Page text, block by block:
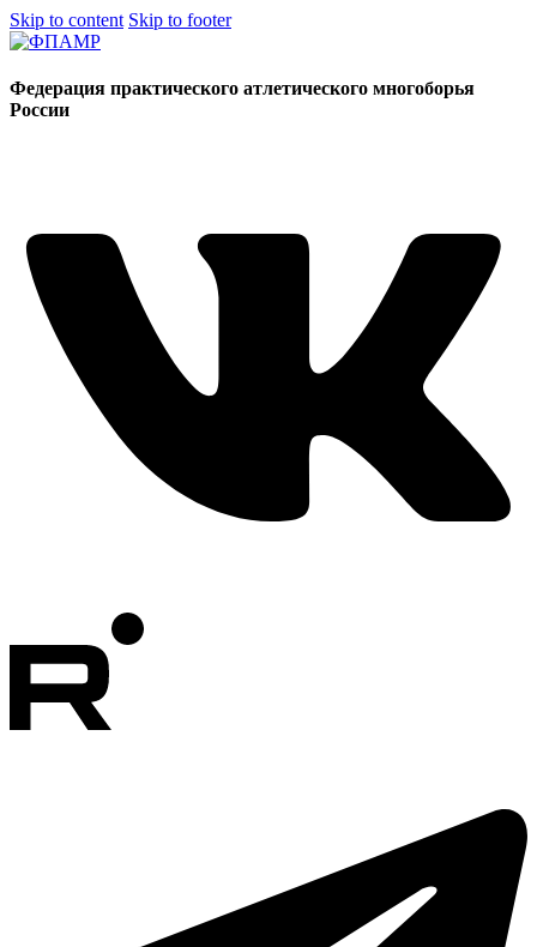
Skip to content Skip to footer
Федерация практического атлетического многоборья
России